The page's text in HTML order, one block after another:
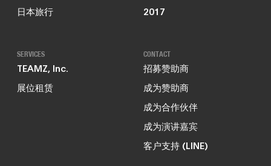
日本旅行
2017
SERVICES
TEAMZ, Inc.
展位租赁
CONTACT
招募赞助商
成为赞助商
成为合作伙伴
成为演讲嘉宾
客户支持 (LINE)